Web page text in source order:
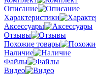
Описание
Характеристики
Аксессуары
Отзывы
Похожие товары
Наличие
Файлы
Видео